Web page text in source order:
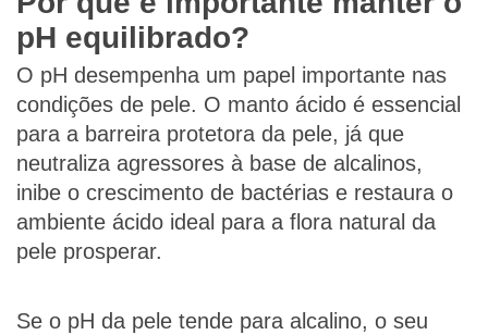
pH equilibrado?
O pH desempenha um papel importante nas
condições de pele. O manto ácido é essencial
para a barreira protetora da pele, já que
neutraliza agressores à base de alcalinos,
inibe o crescimento de bactérias e restaura o
ambiente ácido ideal para a flora natural da
pele prosperar.
Se o pH da pele tende para alcalino, o seu